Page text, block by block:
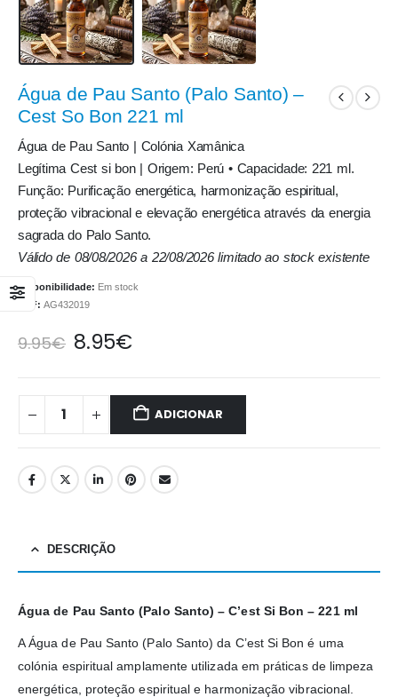
Água de Pau Santo (Palo Santo) –
Cest So Bon 221 ml
Água de Pau Santo | Colónia Xamânica
Legítima Cest si bon | Origem: Perú • Capacidade: 221 ml.
Função: Purificação energética, harmonização espiritual,
proteção vibracional e elevação energética através da energia
sagrada do Palo Santo.
Válido de 08/08/2026 a 22/08/2026 limitado ao stock existente
Disponibilidade: Em stock
REF: AG432019
9.95€ 8.95€
ADICIONAR
DESCRIÇÃO
Água de Pau Santo (Palo Santo) – C’est Si Bon – 221 ml
A Água de Pau Santo (Palo Santo) da C’est Si Bon é uma
colónia espiritual amplamente utilizada em práticas de limpeza
energética, proteção espiritual e harmonização vibracional.